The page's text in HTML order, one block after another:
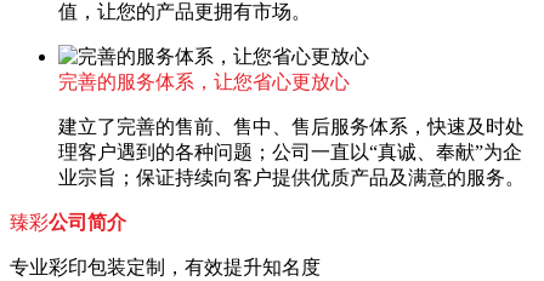
值，让您的产品更拥有市场。
完善的服务体系，让您省心更放心
建立了完善的售前、售中、售后服务体系，快速及时处
理客户遇到的各种问题；公司一直以“真诚、奉献”为企
业宗旨；保证持续向客户提供优质产品及满意的服务。
臻彩公司简介
专业彩印包装定制，有效提升知名度